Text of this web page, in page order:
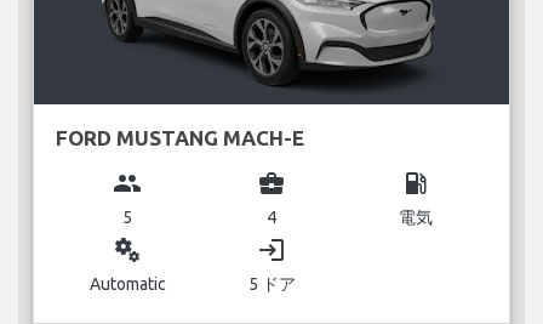
FORD MUSTANG MACH-E
group
5
business_center
4
local_gas_station
電気
miscellaneous_services
Automatic
login
5 ドア